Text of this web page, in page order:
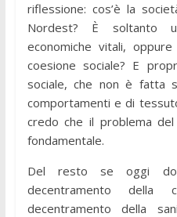
riflessione: cos’è la
Nordest? È soltanto
economiche vitali,
coesione sociale? E
sociale, che non è fatta
comportamenti e di
credo che il problema del
fondamentale.
Del resto se oggi
decentramento
decentramento della